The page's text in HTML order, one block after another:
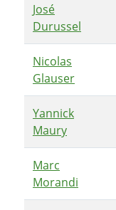
José
Durussel
Nicolas
Glauser
Yannick
Maury
Marc
Morandi